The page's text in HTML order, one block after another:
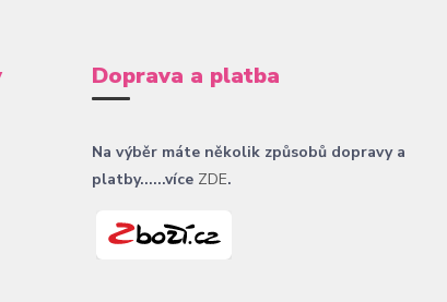
Doprava a platba
Na výběr máte několik způsobů dopravy a
platby......více ZDE.